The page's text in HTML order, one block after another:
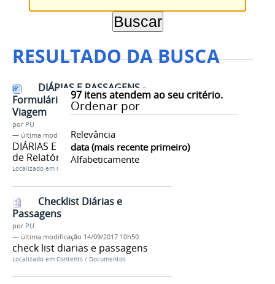
RESULTADO DA BUSCA
97itens atendem ao seu critério.
Ordenar por
Relevância
data (mais recente primeiro)
Alfabeticamente
DIÁRIAS E PASSAGENS -
Formulário de Relatório de
Viagem
por PU
— última modificação 14/09/2017 10h51
DIÁRIAS E PASSAGENS -Formulário
de Relatório de Viagem
Localizado em Contents
Checklist Diárias e
Passagens
por PU
— última modificação 14/09/2017 10h50
check list diarias e passagens
Localizado em Contents / Documentos